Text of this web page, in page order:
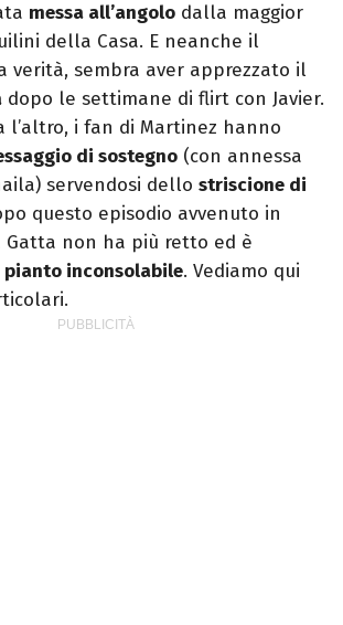
messa all’angolo dalla maggior
della Casa. E neanche il
verità, sembra aver apprezzato il
dopo le settimane di flirt con Javier.
l’altro, i fan di Martinez hanno
di sostegno (con annessa
servendosi dello striscione di
questo episodio avvenuto in
Gatta non ha più retto ed è
inconsolabile. Vediamo qui